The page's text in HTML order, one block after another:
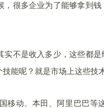
很多企业为了能够拿到
实不是收入多少，这些都
能呢？就是市场上这些技
移动、本田、阿里巴巴等